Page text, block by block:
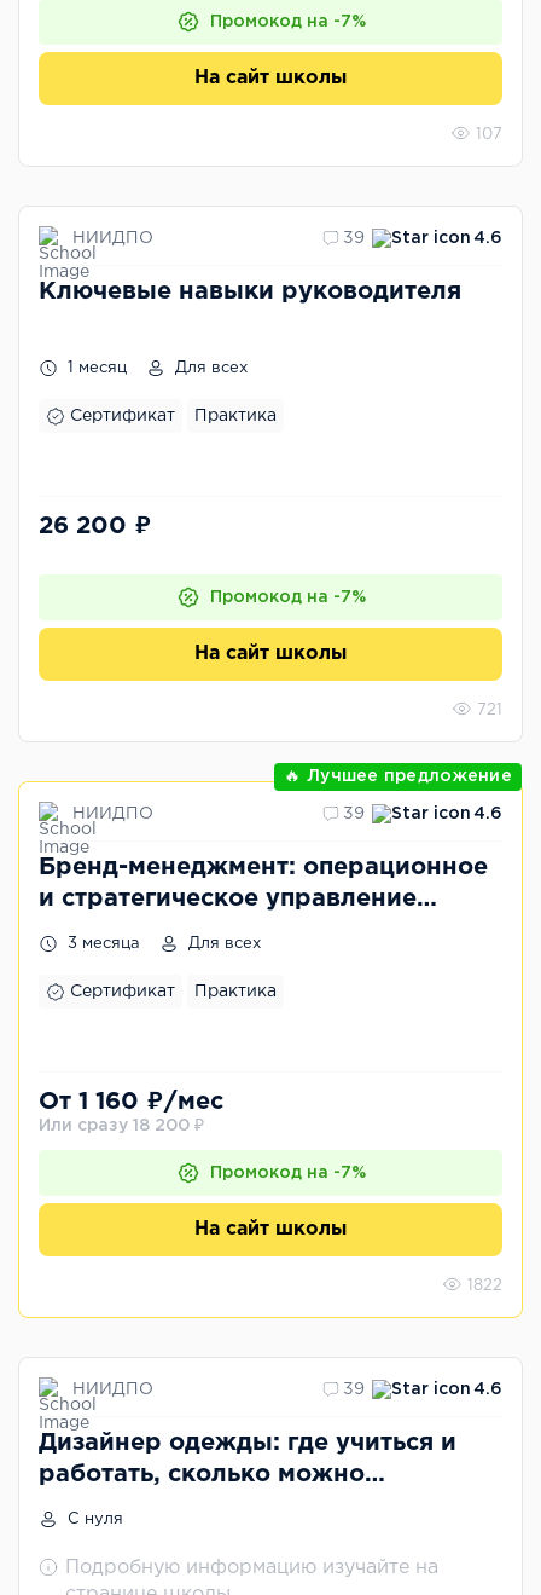
Промокод на -7%
На сайт школы
107
НИИДПО 39 4.6
Ключевые навыки руководителя
1 месяц Для всех
Сертификат Практика
26 200 ₽
Промокод на -7%
На сайт школы
721
🔥 Лучшее предложение
НИИДПО 39 4.6
Бренд-менеджмент: операционное
и стратегическое управление
3 месяца Для всех
Сертификат Практика
От 1 160 ₽/мес
Или сразу 18 200 ₽
Промокод на -7%
На сайт школы
1822
НИИДПО 39 4.6
Дизайнер одежды: где учиться и
работать, сколько можно
С нуля
Подробную информацию изучайте на